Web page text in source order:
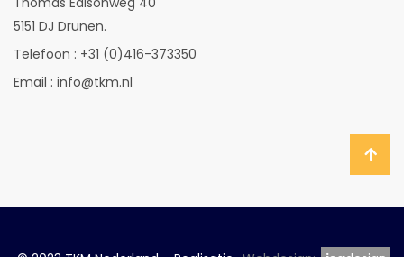
5151 DJ Drunen.
Telefoon : +31 (0)416-373350
Email : info@tkm.nl